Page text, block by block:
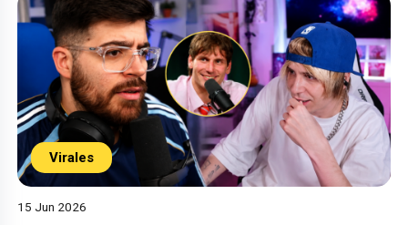
Virales
15 Jun 2026